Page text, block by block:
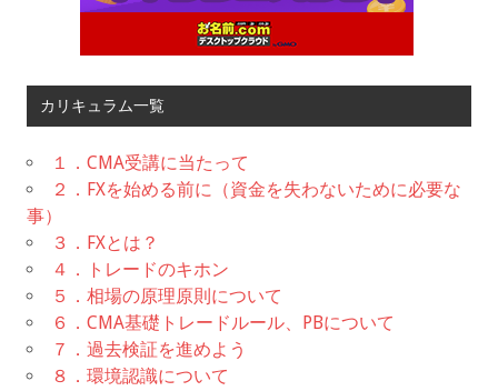
カリキュラム一覧
１．CMA受講に当たって
２．FXを始める前に（資金を失わないために必要な
事）
３．FXとは？
４．トレードのキホン
５．相場の原理原則について
６．CMA基礎トレードルール、PBについて
７．過去検証を進めよう
８．環境認識について